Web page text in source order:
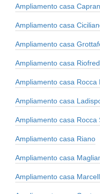
Ampliamento casa
Ampliamento casa
Ampliamento casa
Ampliamento casa
Ampliamento casa Rocca
Ampliamento casa
Ampliamento casa Rocca
Ampliamento casa Riano
Ampliamento casa
Ampliamento casa